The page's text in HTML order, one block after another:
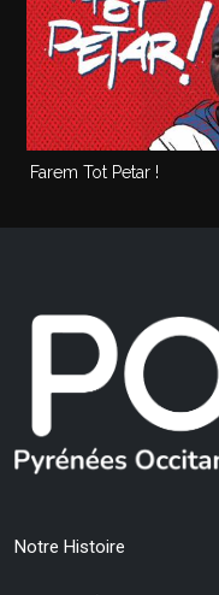
Farem Tot Petar !
Notre Histoire